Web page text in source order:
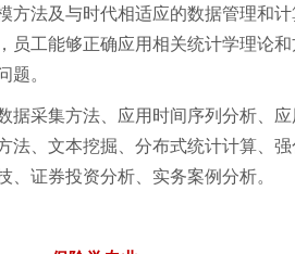
方法及与时代相适应的数据管理和
员工能够正确应用相关统计学理论
题。
据采集方法、应用时间序列分析、
法、文本挖掘、分布式统计计算、
证券投资分析、实务案例分析。